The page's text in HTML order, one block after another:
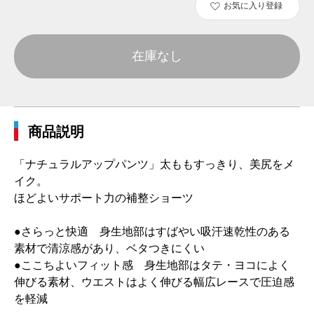
お気に入り登録
在庫なし
商品説明
「ナチュラルアップパンツ」太ももすっきり、美尻をメ
イク。
ほどよいサポート力の補整ショーツ
●さらっと快適 身生地部はすばやい吸汗速乾性のある
素材で清涼感があり、ベタつきにくい
●ここちよいフィット感 身生地部はタテ・ヨコによく
伸びる素材、ウエストはよく伸びる幅広レースで圧迫感
を軽減